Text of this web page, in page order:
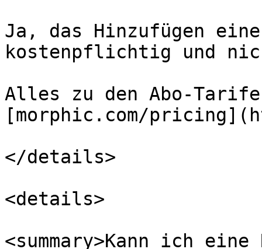
Ja, das Hinzufügen
kostenpflichtig und
Alles zu den Abo-
[morphic.com/
</details>
<details>
<summary>Kann ich